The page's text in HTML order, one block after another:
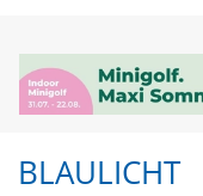
BLAULICHT